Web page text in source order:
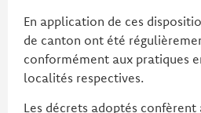
En application de ces
de canton ont été
conformément aux pratiques
localités respectives.
Les décrets adoptés confèrent